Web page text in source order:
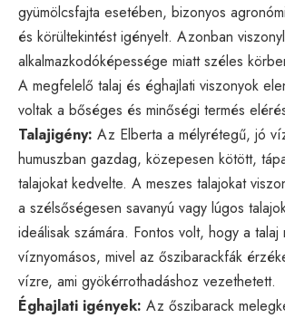
gyümölcsfajta esetében, bizonyos
és körültekintést igényelt. Azonban
alkalmazkodóképessége miatt széles
A megfelelő talaj és éghajlati viszonyok
voltak a bőséges és minőségi termés
Talajigény: Az Elberta a mélyrétegű, jó
humuszban gazdag, közepesen kötött,
talajokat kedvelte. A meszes talajokat
a szélsőségesen savanyú vagy lúgos
ideálisak számára. Fontos volt, hogy a talaj
víznyomásos, mivel az őszibarackfák
vízre, ami gyökérrothadáshoz vezethetett.
Éghajlati igények: Az őszibarack